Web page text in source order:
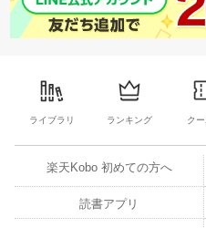
ライブラリ ランキング ク
楽天Kobo 初めての方へ
読書アプリ